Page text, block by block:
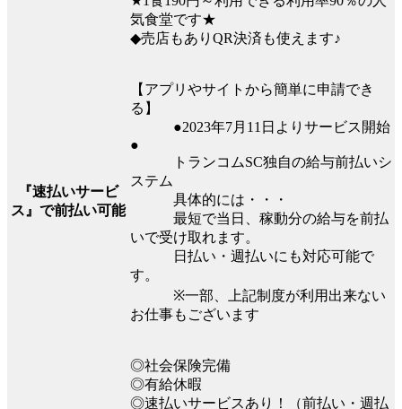
気食堂です★
◆売店もありQR決済も使えます♪
『速払いサービ
ス』で前払い可能
【アプリやサイトから簡単に申請でき
る】
●2023年7月11日よりサービス開始
●
トランコムSC独⾃の給与前払いシ
ステム
具体的には・・・
最短で当日、稼動分の給与を前払
いで受け取れます。
日払い・週払いにも対応可能で
す。
※⼀部、上記制度が利⽤出来ない
お仕事もございます
◎社会保険完備
◎有給休暇
◎速払いサービスあり！（前払い・週払